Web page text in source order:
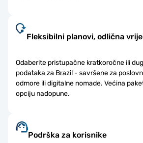
Fleksibilni planovi, odlična
Odaberite pristupačne kratkoročne ili
podataka za Brazil - savršene za
odmore ili digitalne nomade. Većina
opciju nadopune.
Podrška za korisnike